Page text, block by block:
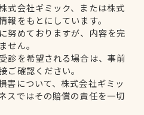
式会社ギミック、または株式
報をもとにしています。
努めておりますが、内容を完
せん。
診を希望される場合は、事前
ご確認ください。
害について、株式会社ギミッ
スではその賠償の責任を一切